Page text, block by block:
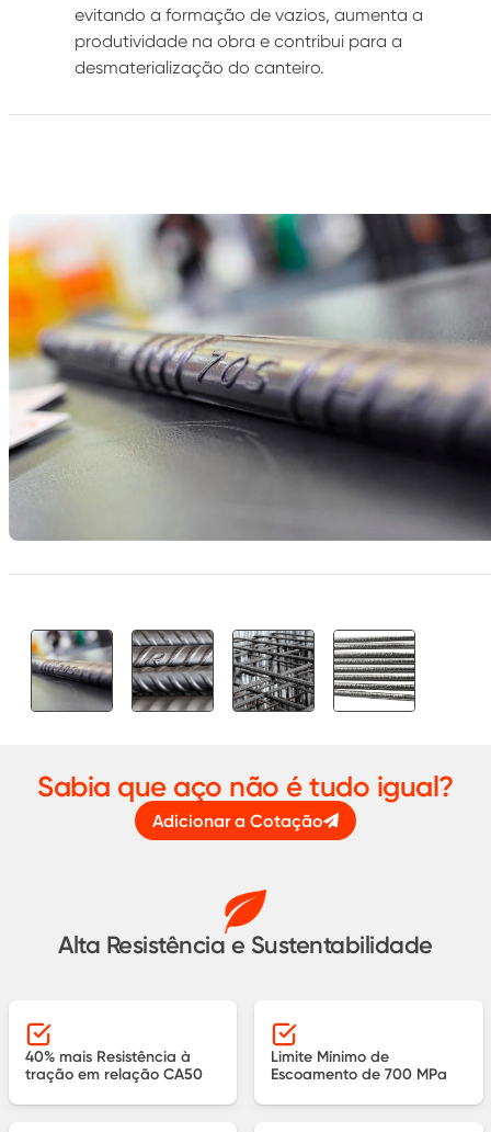
evitando a formação de vazios, aumenta a
produtividade na obra e contribui para a
desmaterialização do canteiro.
Sabia que aço não é tudo igual?
Adicionar a Cotação
Alta Resistência e Sustentabilidade
40% mais Resistência à
tração em relação CA50
Limite Mínimo de
Escoamento de 700 MPa